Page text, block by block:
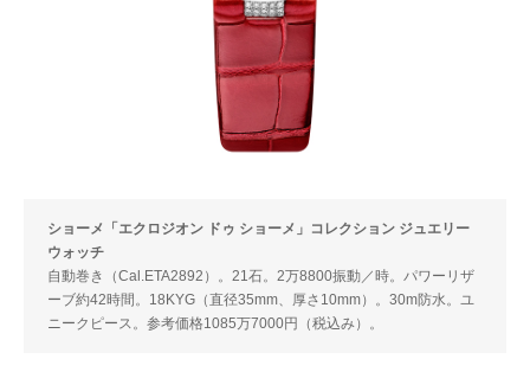
ショーメ「エクロジオン ドゥ ショーメ」コレクション ジュエリー
ウォッチ
自動巻き（Cal.ETA2892）。21石。2万8800振動／時。パワーリザ
ーブ約42時間。18KYG（直径35mm、厚さ10mm）。30m防水。ユ
ニークピース。参考価格1085万7000円（税込み）。